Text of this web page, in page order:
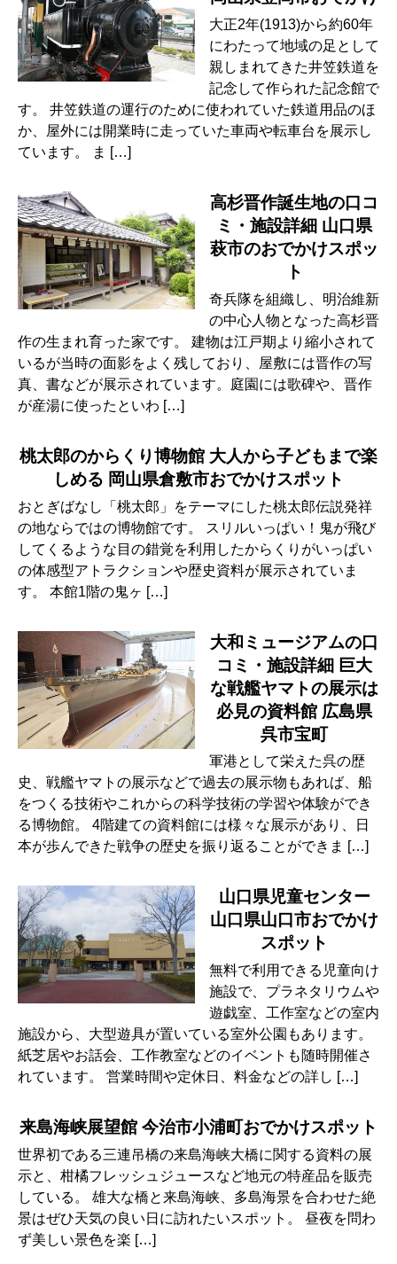
大正2年(1913)から約60年
にわたって地域の足として
親しまれてきた井笠鉄道を
記念して作られた記念館で
す。 井笠鉄道の運行のために使われていた鉄道用品のほ
か、屋外には開業時に走っていた車両や転車台を展示し
ています。 ま […]
高杉晋作誕生地の口コ
ミ・施設詳細 山口県
萩市のおでかけスポッ
ト
奇兵隊を組織し、明治維新
の中心人物となった高杉晋
作の生まれ育った家です。 建物は江戸期より縮小されて
いるが当時の面影をよく残しており、屋敷には晋作の写
真、書などが展示されています。庭園には歌碑や、晋作
が産湯に使ったといわ […]
桃太郎のからくり博物館 大人から子どもまで楽
しめる 岡山県倉敷市おでかけスポット
おとぎばなし「桃太郎」をテーマにした桃太郎伝説発祥
の地ならではの博物館です。 スリルいっぱい！鬼が飛び
してくるような目の錯覚を利用したからくりがいっぱい
の体感型アトラクションや歴史資料が展示されていま
す。 本館1階の鬼ヶ […]
大和ミュージアムの口
コミ・施設詳細 巨大
な戦艦ヤマトの展示は
必見の資料館 広島県
呉市宝町
軍港として栄えた呉の歴
史、戦艦ヤマトの展示などで過去の展示物もあれば、船
をつくる技術やこれからの科学技術の学習や体験ができ
る博物館。 4階建ての資料館には様々な展示があり、日
本が歩んできた戦争の歴史を振り返ることができま […]
山口県児童センター
山口県山口市おでかけ
スポット
無料で利用できる児童向け
施設で、プラネタリウムや
遊戯室、工作室などの室内
施設から、大型遊具が置いている室外公園もあります。
紙芝居やお話会、工作教室などのイベントも随時開催さ
れています。 営業時間や定休日、料金などの詳し […]
来島海峡展望館 今治市小浦町おでかけスポット
世界初である三連吊橋の来島海峡大橋に関する資料の展
示と、柑橘フレッシュジュースなど地元の特産品を販売
している。 雄大な橋と来島海峡、多島海景を合わせた絶
景はぜひ天気の良い日に訪れたいスポット。 昼夜を問わ
ず美しい景色を楽 […]